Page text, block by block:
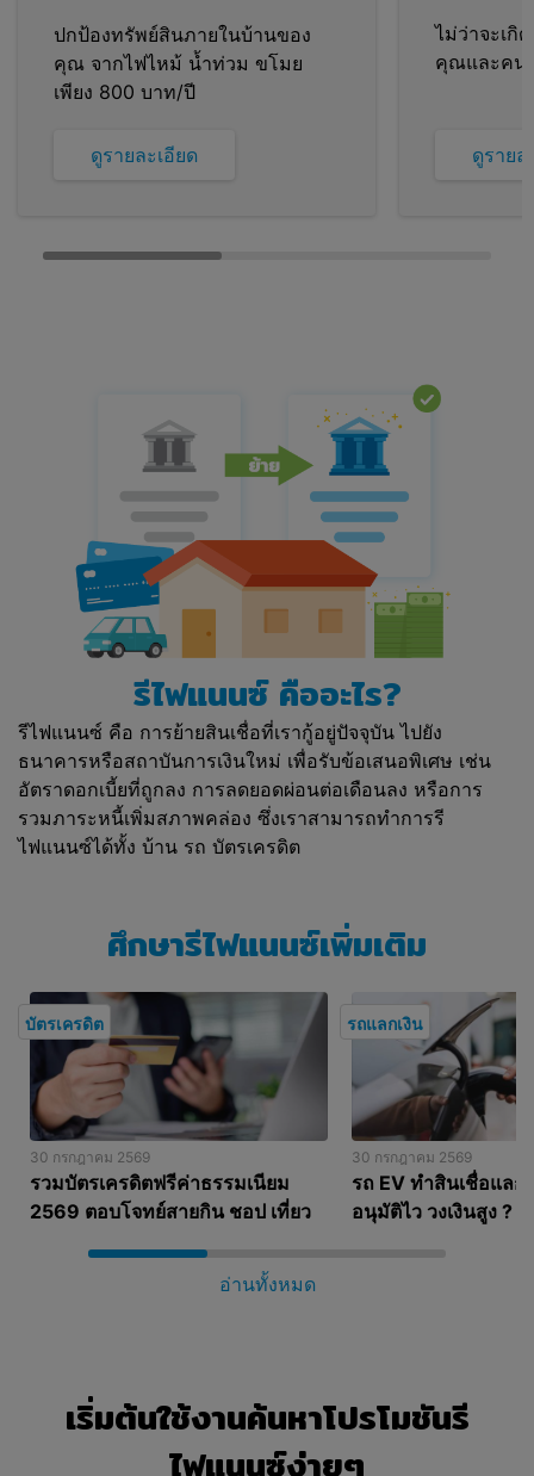
ปกป้องทรัพย์สินภายในบ้านของ
คุณ จากไฟไหม้ น้ำท่วม ขโมย
เพียง 800 บาท/ปี
ดูรายละเอียด
ไม่ว่าจะเกิ
คุณและคน
ดูรายล
รีไฟแนนซ์ คืออะไร?
รีไฟแนนซ์ คือ การย้ายสินเชื่อที่เรากู้อยู่ปัจจุบัน ไปยัง
ธนาคารหรือสถาบันการเงินใหม่ เพื่อรับข้อเสนอพิเศษ เช่น
อัตราดอกเบี้ยที่ถูกลง การลดยอดผ่อนต่อเดือนลง หรือการ
รวมภาระหนี้เพิ่มสภาพคล่อง ซึ่งเราสามารถทำการรี
ไฟแนนซ์ได้ทั้ง บ้าน รถ บัตรเครดิต
ศึกษารีไฟแนนซ์เพิ่มเติม
บัตรเครดิต
30 กรกฎาคม 2569
รวมบัตรเครดิตฟรีค่าธรรมเนียม
2569 ตอบโจทย์สายกิน ชอป เที่ยว
รถแลกเงิน
30 กรกฎาคม 2569
รถ EV ทำสินเชื่อแลก
อนุมัติไว วงเงินสูง ?
อ่านทั้งหมด
เริ่มต้นใช้งานค้นหาโปรโมชันรี
ไฟแนนซ์ง่ายๆ